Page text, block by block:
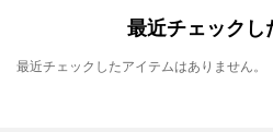
最近チェックし
最近チェックしたアイテムはありません。